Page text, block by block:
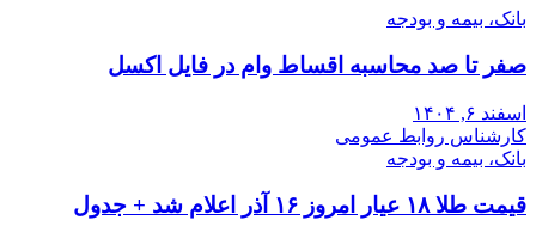
بانک، بیمه و بودجه
صفر تا صد محاسبه اقساط وام در فایل اکسل
اسفند ۶, ۱۴۰۴
کارشناس روابط عمومی
بانک، بیمه و بودجه
قیمت طلا ۱۸ عیار امروز ۱۶ آذر اعلام شد + جدول